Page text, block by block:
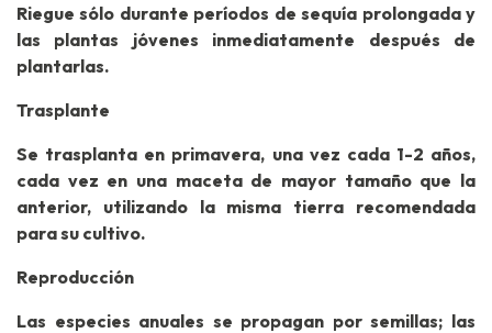
Riegue sólo durante períodos de sequía prolongada y
las plantas jóvenes inmediatamente después de
plantarlas.
Trasplante
Se trasplanta en primavera, una vez cada 1-2 años,
cada vez en una maceta de mayor tamaño que la
anterior, utilizando la misma tierra recomendada
para su cultivo.
Reproducción
Las especies anuales se propagan por semillas; las